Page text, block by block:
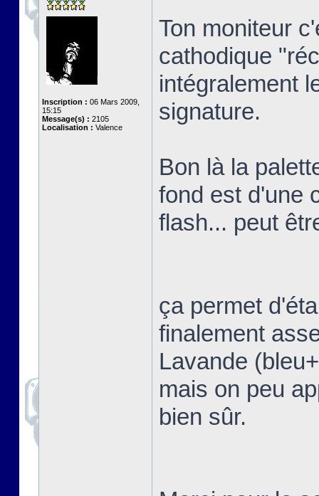
Inscription : 06 Mars 2009,
15:15
Message(s) : 2105
Localisation : Valence
Ton moniteur
cathodique
intégralement
signature.
Bon là la
fond est d'une
flash... peut
ça permet
finalement
Lavande
mais on peu
bien sûr.